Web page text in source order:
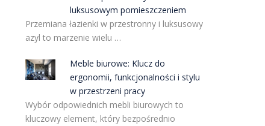
luksusowym pomieszczeniem
Przemiana łazienki w przestronny i luksusowy
azyl to marzenie wielu …
Meble biurowe: Klucz do
ergonomii, funkcjonalności i stylu
w przestrzeni pracy
Wybór odpowiednich mebli biurowych to
kluczowy element, który bezpośrednio